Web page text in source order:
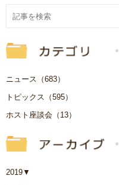
ニュース（683）
トピックス（595）
ホスト座談会（13）
2019▼